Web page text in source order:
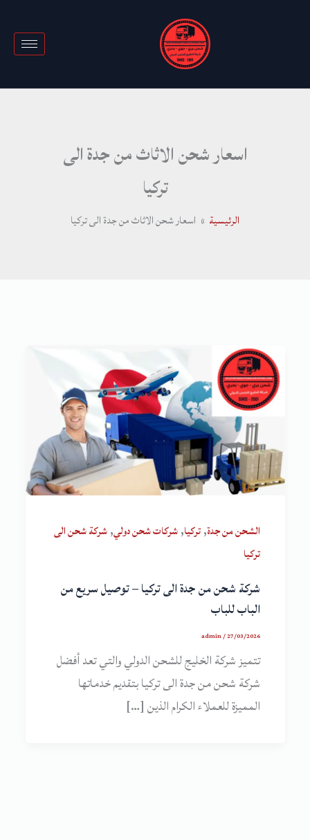
اسعار شحن الاثاث من جدة الى
تركيا
الرئيسية اسعار شحن الاثاث من جدة الى تركيا
الشحن من جدة,تركيا,شركات شحن دولي,شركة شحن الى
تركيا
شركة شحن من جدة الى تركيا – توصيل سريع من
الباب للباب
admin/27/03/2026
تتميز شركة الخليج للشحن الدولي والتي تعد أفضل
شركة شحن من جدة الى تركيا بتقديم خدماتها
المميزة للعملاء الكرام الذين […]